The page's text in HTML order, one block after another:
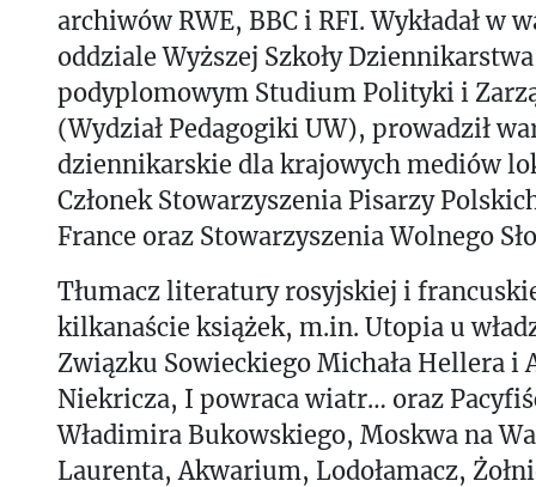
archiwów RWE, BBC i RFI. Wykładał w
oddziale Wyższej Szkoły
podyplomowym Studium Polityki i
(Wydział Pedagogiki UW), prowadził
dziennikarskie dla krajowych mediów
Członek Stowarzyszenia Pisarzy
France oraz Stowarzyszenia Wolnego
Tłumacz literatury rosyjskiej i
kilkanaście książek, m.in. Utopia u
Związku Sowieckiego Michała Hellera i
Niekricza, I powraca wiatr… oraz
Władimira Bukowskiego, Moskwa na
Laurenta, Akwarium, Lodołamacz,